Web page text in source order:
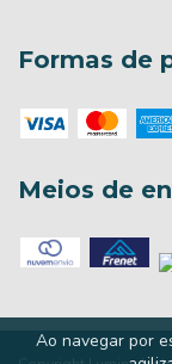
Ao navegar por
Formas de
Meios de